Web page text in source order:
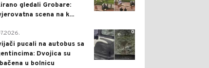
gledali Grobare:
scena na k...
0
pucali na autobus sa
Dvojica su
u bolnicu